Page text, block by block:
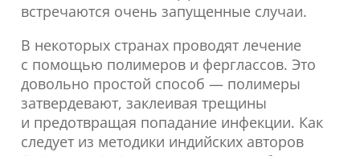
встречаются очень запущенные случаи.
В некоторых странах проводят лечение
с помощью полимеров и ферглассов. Это
довольно простой способ — полимеры
затвердевают, заклеивая трещины
и предотвращая попадание инфекции. Как
следует из методики индийских авторов